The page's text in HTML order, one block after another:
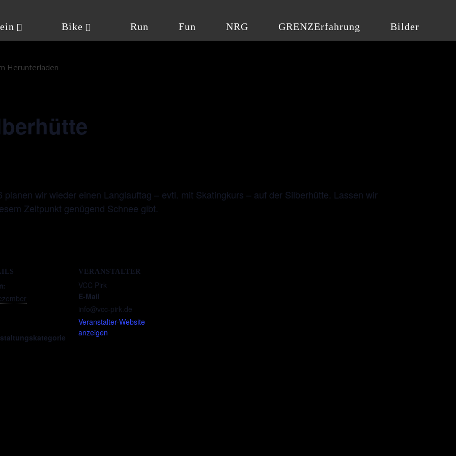
Bike Run Fun NRG GRENZErfahrung Bilder
Herunterladen
planen wir wieder einen Langlauftag – evtl. mit Skatingkurs – auf der Silberhütte.
zu diesem Zeitpunkt genügend Schnee gibt.
VERANSTALTER
VCC Pirk
E-Mail
info@vcc-pirk.de
Veranstalter-Website
anzeigen